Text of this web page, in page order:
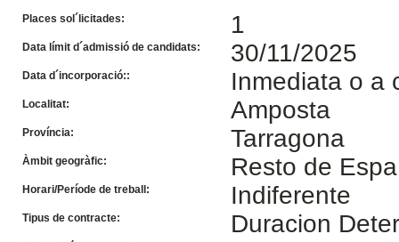
Places sol´licitades: 1
Data límit d´admissió de candidats: 30/11/2025
Data d´incorporació:: Inmediata o a
Localitat: Amposta
Província: Tarragona
Àmbit geogràfic: Resto de
Horari/Període de treball: Indiferente
Tipus de contracte: Duracion